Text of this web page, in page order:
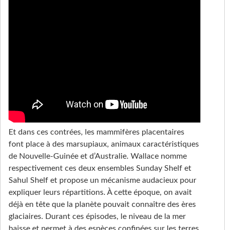
Et dans ces contrées, les mammifères placentaires
font place à des marsupiaux, animaux caractéristiques
de Nouvelle-Guinée et d’Australie. Wallace nomme
respectivement ces deux ensembles Sunday Shelf et
Sahul Shelf et propose un mécanisme audacieux pour
expliquer leurs répartitions. À cette époque, on avait
déjà en tête que la planète pouvait connaître des ères
glaciaires. Durant ces épisodes, le niveau de la mer